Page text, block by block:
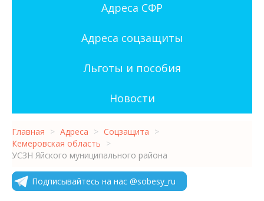
Адреса СФР
Адреса соцзащиты
Льготы и пособия
Новости
Главная > Адреса > Соцзащита >
Кемеровская область >
УСЗН Яйского муниципального района
Подписывайтесь на нас @sobesy_ru